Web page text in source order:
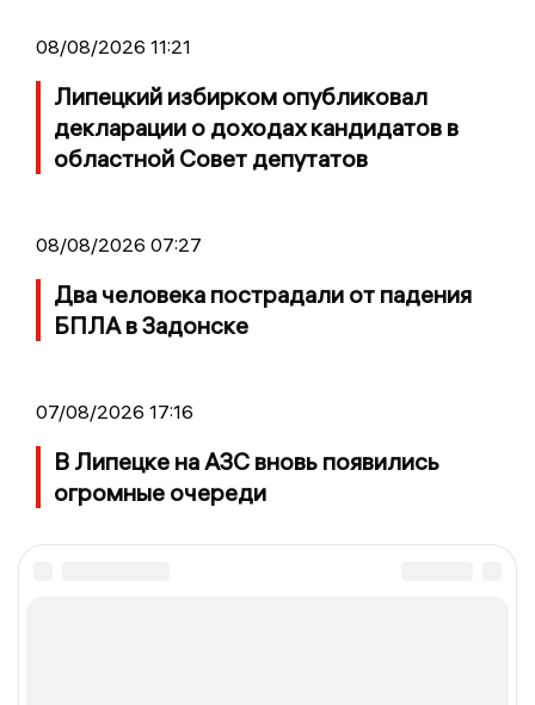
08/08/2026 11:21
Липецкий избирком опубликовал
декларации о доходах кандидатов в
областной Совет депутатов
08/08/2026 07:27
Два человека пострадали от падения
БПЛА в Задонске
07/08/2026 17:16
В Липецке на АЗС вновь появились
огромные очереди